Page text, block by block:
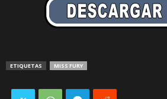
ETIQUETAS MISS FURY